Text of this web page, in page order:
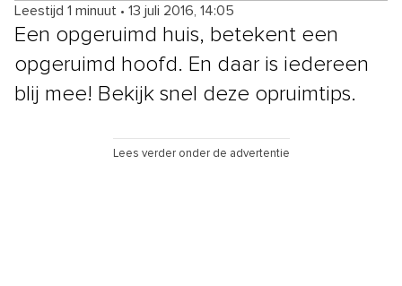
Leestijd 1 minuut • 13 juli 2016, 14:05
Een opgeruimd huis, betekent een
opgeruimd hoofd. En daar is iedereen
blij mee! Bekijk snel deze opruimtips.
Lees verder onder de advertentie